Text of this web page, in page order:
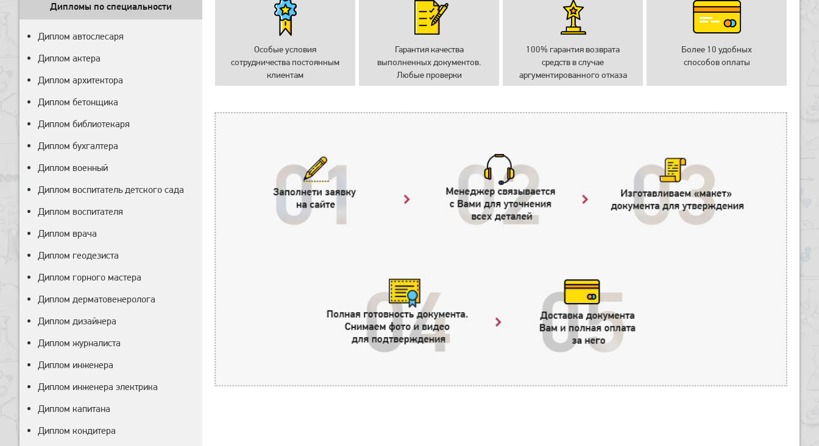
Особые условия
сотрудничества постоянным
клиентам
Гарантия качества
выполненных документов.
Любые проверки
100% гарантия возврата
средств в случае
аргументированного отказа
Более 10 удобных
способов оплаты
Дипломы по специальности
Диплом автослесаря
Диплом актера
Диплом архитектора
Диплом бетонщика
Диплом библиотекаря
Диплом бухгалтера
Диплом военный
Диплом воспитатель детского сада
Диплом воспитателя
Диплом врача
Диплом геодезиста
Диплом горного мастера
Диплом дерматовенеролога
Диплом дизайнера
Диплом журналиста
Диплом инженера
Диплом инженера электрика
Диплом капитана
Диплом кондитера